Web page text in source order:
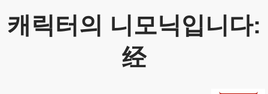
캐릭터의 니모닉입니다:
经